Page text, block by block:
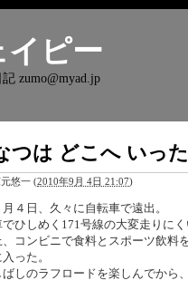
イピー
zumo@myad.jp
つは どこへ いった
悠一 (2010年9月 4日 21:07)
月４日、久々に自転車で遠出。
でひしめく171号線の大変走りに
、コンビニで食料とスポーツ飲
入った。
ばしのラフロードを楽しんでから